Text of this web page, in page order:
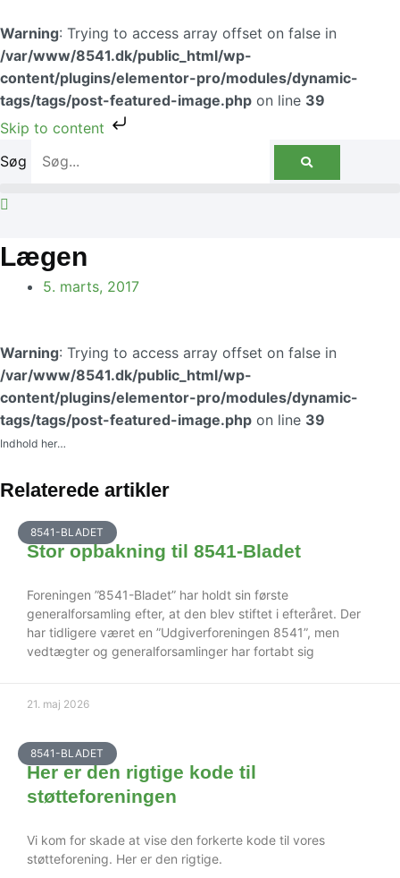
Warning: Trying to access array offset on false in
/var/www/8541.dk/public_html/wp-
content/plugins/elementor-pro/modules/dynamic-
tags/tags/post-featured-image.php on line 39
Skip to content
til
indholdet
Søg
Lægen
5. marts, 2017
Warning: Trying to access array offset on false in
/var/www/8541.dk/public_html/wp-
content/plugins/elementor-pro/modules/dynamic-
tags/tags/post-featured-image.php on line 39
Indhold her…
Relaterede artikler
8541-BLADET
Stor opbakning til 8541-Bladet
Foreningen ”8541-Bladet” har holdt sin første
generalforsamling efter, at den blev stiftet i efteråret. Der
har tidligere været en ”Udgiverforeningen 8541”, men
vedtægter og generalforsamlinger har fortabt sig
21. maj 2026
8541-BLADET
Her er den rigtige kode til
støtteforeningen
Vi kom for skade at vise den forkerte kode til vores
støtteforening. Her er den rigtige.